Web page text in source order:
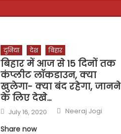
दुनिया देश बिहार
बिहार में आज से 15 दिनों तक
कंप्लीट लॉकडाउन, क्या
खुलेगा- क्या बंद रहेगा, जानने
के लिए देखे…
Posted
on
July 16, 2020 Author
Neeraj Jogi
Share now